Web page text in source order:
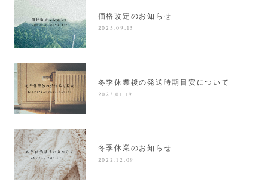
価格改定のお知らせ
2025.09.13
冬季休業後の発送時期目安について
2023.01.19
冬季休業のお知らせ
2022.12.09